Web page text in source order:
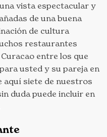
vista espectacular y
de una buena
de cultura
restaurantes
entre los que
usted y su pareja en
aquí siete de nuestros
duda puede incluir en